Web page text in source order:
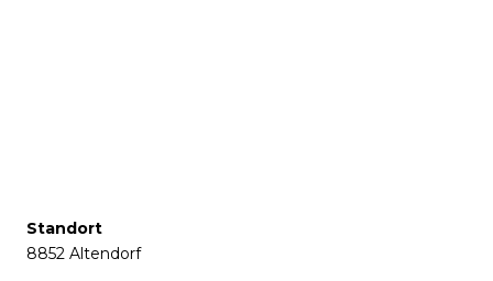
Standort
8852 Altendorf